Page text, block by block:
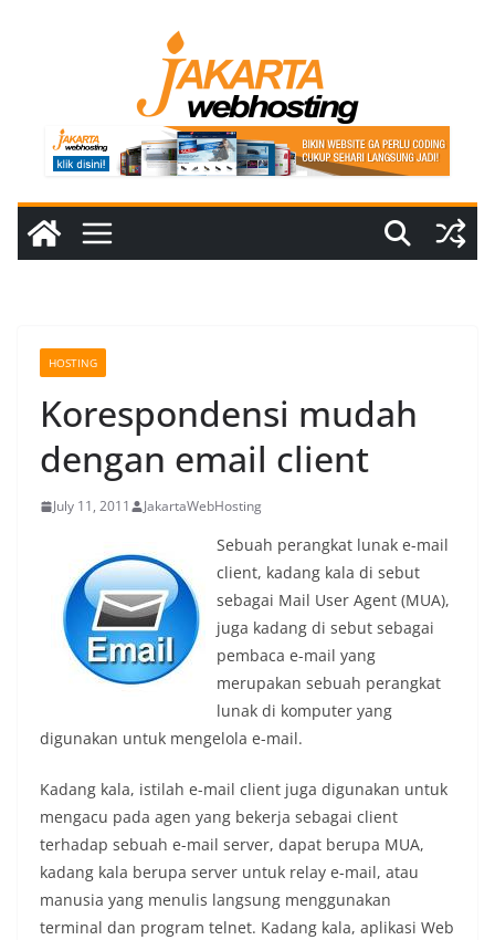
HOSTING
Korespondensi mudah
dengan email client
July 11, 2011 JakartaWebHosting
Sebuah perangkat lunak e-mail
client, kadang kala di sebut
sebagai Mail User Agent (MUA),
juga kadang di sebut sebagai
pembaca e-mail yang
merupakan sebuah perangkat
lunak di komputer yang
digunakan untuk mengelola e-mail.
Kadang kala, istilah e-mail client juga digunakan untuk
mengacu pada agen yang bekerja sebagai client
terhadap sebuah e-mail server, dapat berupa MUA,
kadang kala berupa server untuk relay e-mail, atau
manusia yang menulis langsung menggunakan
terminal dan program telnet. Kadang kala, aplikasi Web